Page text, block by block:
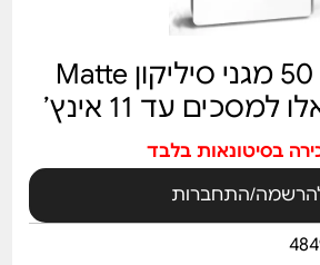
חבילה של 50 מגני סיליקון Matte
עד 11 אינץ’
בסיטונאות בלבד
התחברות